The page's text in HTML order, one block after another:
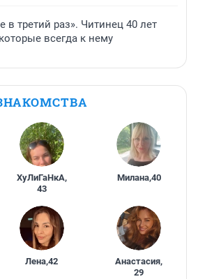
в третий раз». Читинец 40 лет
всегда к нему
ХуЛиГаНкА,
43
Милана,40
Лена,42 Анастасия,
29